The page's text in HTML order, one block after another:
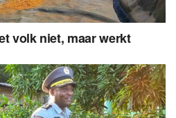
volk niet, maar werkt